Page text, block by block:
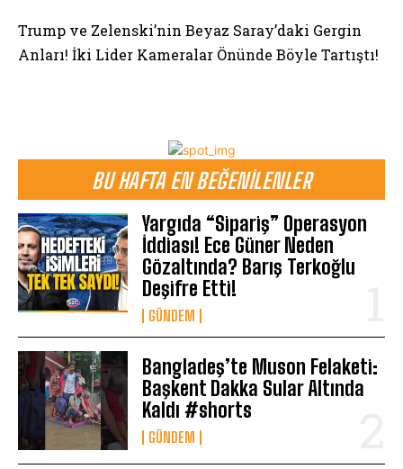
BU HAFTA EN BEĞENILENLER
Yargıda “Sipariş” Operasyon
İddiası! Ece Güner Neden
Gözaltında? Barış Terkoğlu
Deşifre Etti!
GÜNDEM
Bangladeş’te Muson Felaketi:
Başkent Dakka Sular Altında
Kaldı #shorts
GÜNDEM
Trump ve Zelenski’nin Beyaz Saray’daki Gergin
Anları! İki Lider Kameralar Önünde Böyle Tartıştı!